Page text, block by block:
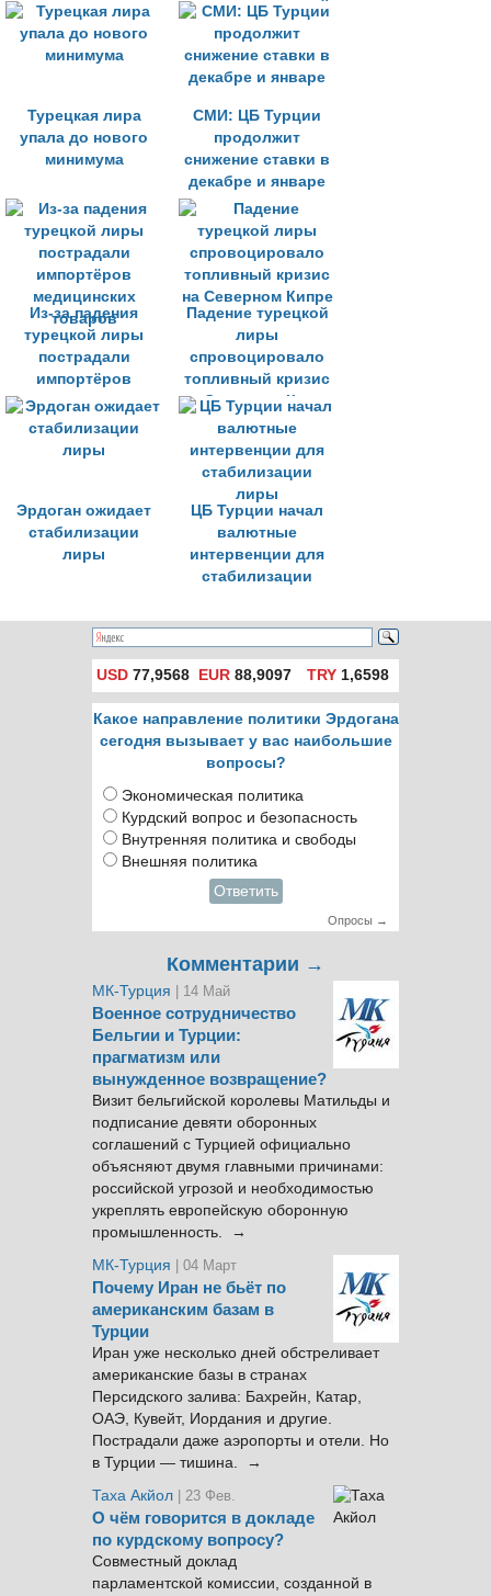
валютном рынке текущих операций
Турецкая лира
упала до нового
минимума
СМИ: ЦБ Турции
продолжит
снижение ставки в
декабре и январе
Из-за падения
турецкой лиры
пострадали
импортёров
медицинских
товаров
Падение турецкой
лиры
спровоцировало
топливный кризис
на Северном Кипре
Эрдоган ожидает
стабилизации
лиры
ЦБ Турции начал
валютные
интервенции для
стабилизации
USD 77,9568 EUR 88,9097 TRY1,6598
Какое направление политики Эрдогана
сегодня вызывает у вас наибольшие
вопросы?
Экономическая политика
Курдский вопрос и безопасность
Внутренняя политика и свободы
Внешняя политика
Ответить
Опросы →
Комментарии →
МК-Турция | 14 Май
Военное сотрудничество
Бельгии и Турции:
прагматизм или
вынужденное возвращение?
Визит бельгийской королевы Матильды и
подписание девяти оборонных
соглашений с Турцией официально
объясняют двумя главными причинами:
российской угрозой и необходимостью
укреплять европейскую оборонную
промышленность. →
МК-Турция
| 04 Март
Почему Иран не бьёт по
американским базам в
Турции
Иран уже несколько дней обстреливает
американские базы в странах
Персидского залива: Бахрейн, Катар,
ОАЭ, Кувейт, Иордания и другие.
Пострадали даже аэропорты и отели. Но
в Турции — тишина. →
Таха Акйол | 23 Фев.
О чём говорится в докладе
по курдскому вопросу?
Совместный доклад
парламентской комиссии, созданной в